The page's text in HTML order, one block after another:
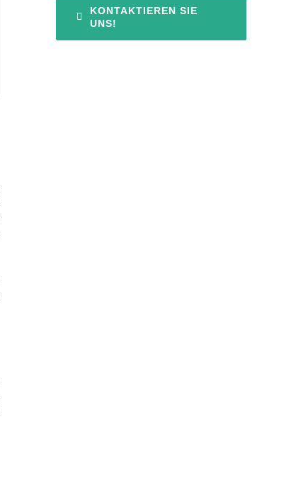
KONTAKTIEREN SIE
UNS!